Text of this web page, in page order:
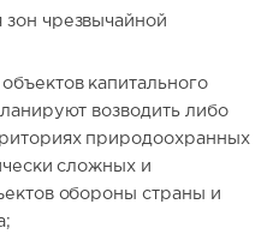
чрезвычайной
капитального
возводить либо
природоохранных
сложных и
обороны страны и